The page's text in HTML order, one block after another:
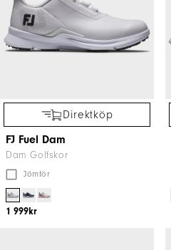
Direktköp
FJ Fuel Dam
Dam Golfskor
Jömför
1 999kr